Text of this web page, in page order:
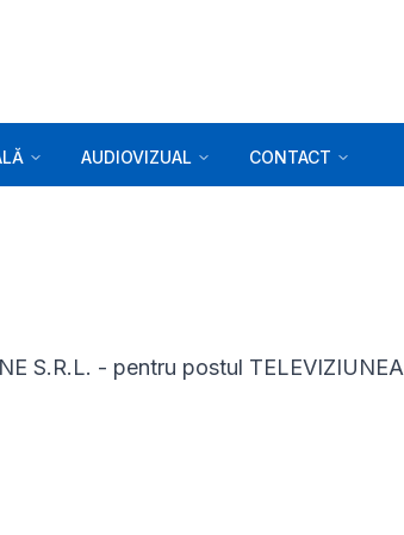
AUDIOVIZUAL CONTACT
S.R.L. - pentru postul TELEVIZIUNEA